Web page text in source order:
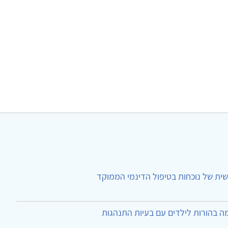
של נוכחות בטיפול הדינמי הממוקד
בהורות לילדים עם בעיות התנהגות